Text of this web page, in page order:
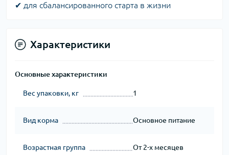
✔ для сбалансированного старта в жизни
Характеристики
Основные характеристики
Вес упаковки, кг 1
Вид корма Основное питание
Возрастная группа От 2-х месяцев